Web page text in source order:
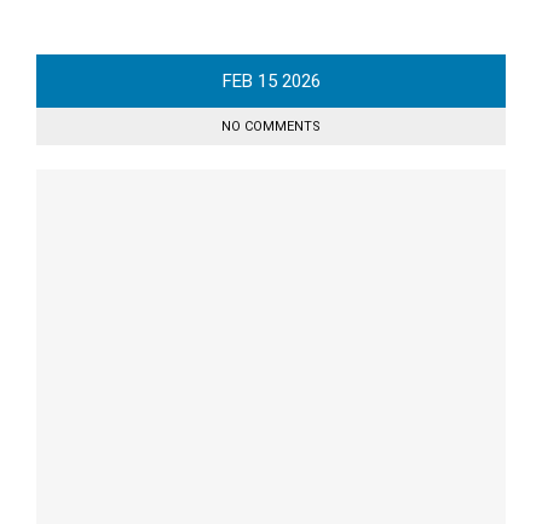
FEB 15 2026
NO COMMENTS